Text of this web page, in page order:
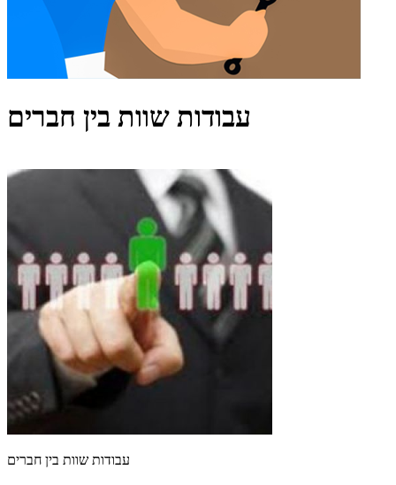
עבודות שוות בין חברים
עבודות שוות בין חברים